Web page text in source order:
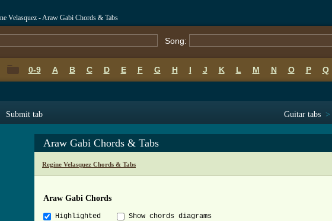
Velasquez - Araw Gabi Chords & Tabs
Song:
0-9 A B C D E F G H I J K L M N O P Q
Submit tab Guitar tabs >
Araw Gabi Chords & Tabs
Regine Velasquez Chords & Tabs
Araw Gabi Chords
Highlighted Show chords diagrams